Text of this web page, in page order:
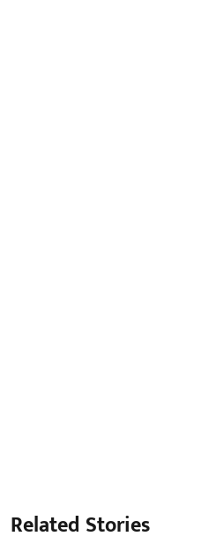
Related Stories